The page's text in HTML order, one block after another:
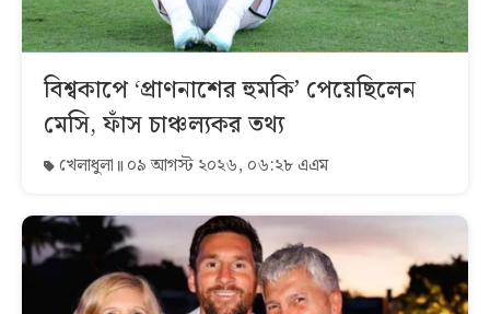
বিশ্বকাপে ‘প্রাণনাশের হুমকি’ পেয়েছিলেন
মেসি, ফাঁস চাঞ্চল্যকর তথ্য
খেলাধুলা ০৯ আগস্ট ২০২৬, ০৬:২৮ এএম